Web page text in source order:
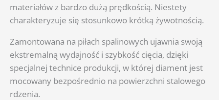
materiałów z bardzo dużą prędkością. Niestety
charakteryzuje się stosunkowo krótką żywotnością.
Zamontowana na piłach spalinowych ujawnia swoją
ekstremalną wydajność i szybkość cięcia, dzięki
specjalnej technice produkcji, w której diament jest
mocowany bezpośrednio na powierzchni stalowego
rdzenia.